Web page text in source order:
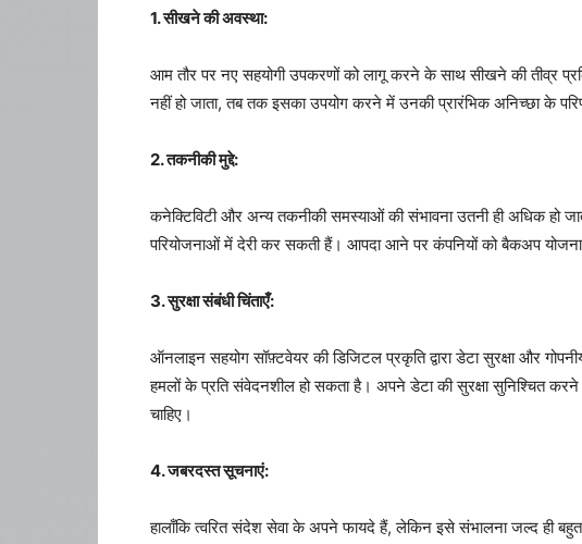
1. सीखने की अवस्था:
आम तौर पर नए सहयोगी उपकरणों को लागू करने के साथ सीखने की तीव्र
नहीं हो जाता, तब तक इसका उपयोग करने में उनकी प्रारंभिक अनिच्छा के
2. तकनीकी मुद्दे:
कनेक्टिविटी और अन्य तकनीकी समस्याओं की संभावना उतनी ही अधिक हो
परियोजनाओं में देरी कर सकती हैं। आपदा आने पर कंपनियों को बैकअप
3. सुरक्षा संबंधी चिंताएँ:
ऑनलाइन सहयोग सॉफ़्टवेयर की डिजिटल प्रकृति द्वारा डेटा सुरक्षा और
हमलों के प्रति संवेदनशील हो सकता है। अपने डेटा की सुरक्षा सुनिश्चित करने
चाहिए।
4. जबरदस्त सूचनाएं:
हालाँकि त्वरित संदेश सेवा के अपने फायदे हैं, लेकिन इसे संभालना जल्द ही